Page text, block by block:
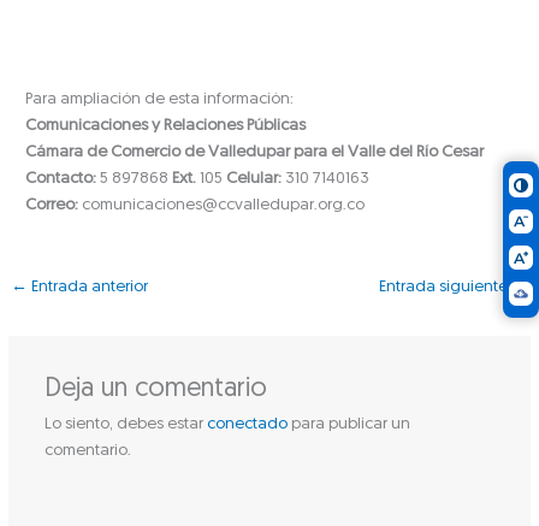
Para ampliación de esta información:
Comunicaciones y Relaciones Públicas
Cámara de Comercio de Valledupar para el Valle del Río Cesar
Contacto: 5 897868 Ext. 105 Celular: 310 7140163
Correo: comunicaciones@ccvalledupar.org.co
← Entrada anterior Entrada siguiente→
Deja un comentario
Lo siento, debes estar conectadopara publicar un
comentario.